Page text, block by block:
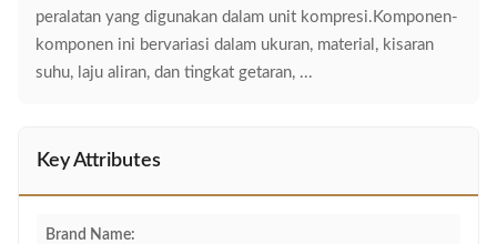
peralatan yang digunakan dalam unit kompresi.Komponen-
komponen ini bervariasi dalam ukuran, material, kisaran
suhu, laju aliran, dan tingkat getaran, ...
Key Attributes
Brand Name: